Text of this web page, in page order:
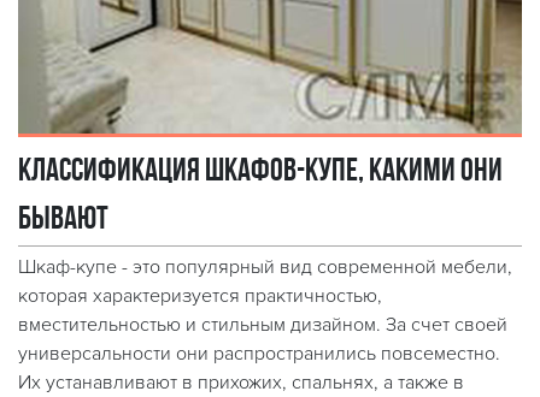
Классификация шкафов-купе, какими они
бывают
Шкаф-купе - это популярный вид современной мебели,
которая характеризуется практичностью,
вместительностью и стильным дизайном. За счет своей
универсальности они распространились повсеместно.
Их устанавливают в прихожих, спальнях, а также в